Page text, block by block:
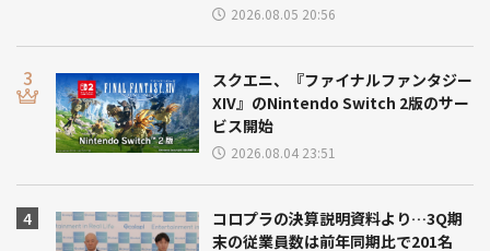
2026.08.05 20:56
スクエニ、『ファイナルファンタジー
XIV』のNintendo Switch 2版のサー
ビス開始
2026.08.04 23:51
コロプラの決算説明資料より…3Q期
末の従業員数は前年同期比で201名